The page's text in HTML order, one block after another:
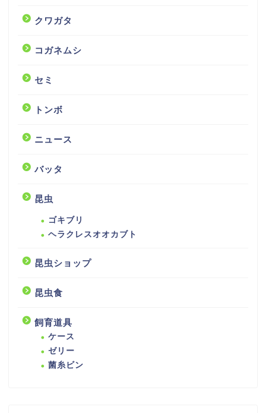
クワガタ
コガネムシ
セミ
トンボ
ニュース
バッタ
昆虫
ゴキブリ
ヘラクレスオオカブト
昆虫ショップ
昆虫食
飼育道具
ケース
ゼリー
菌糸ビン